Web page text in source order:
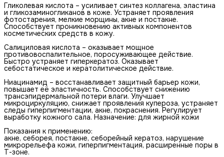
Гликолевая кислота – усиливает синтез коллагена, эластина
и гликозаминогликанов в коже. Устраняет проявления
фотостарения, мелкие морщины, акне и постакне.
Способствует проникновению активных компонентов
косметических средств в кожу.
Салициловая кислота – оказывает мощное
противовоспалительное, поросуживающее действие.
Быстро устраняет гиперкератоз. Оказывает
себостатическое и кератолитическое действие.
Ниацинамид – восстанавливает защитный барьер кожи,
повышает её эластичность. Способствует снижению
трансэпидермальной потери влаги. Улучшает
микроциркуляцию, снижает проявления купероза, устраняет
следы гиперпигментации, акне, покраснения. Регулирует
выработку кожного сала. Назначение: для жирной кожи
Показания к применению:
акне, себорея, постакне, себорейный кератоз, нарушение
микрорельефа кожи, гиперпигментация, расширенные поры в
Т-зоне.